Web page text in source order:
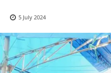
5 July 2024